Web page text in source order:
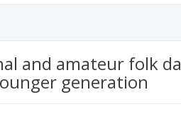
amateur folk
generation